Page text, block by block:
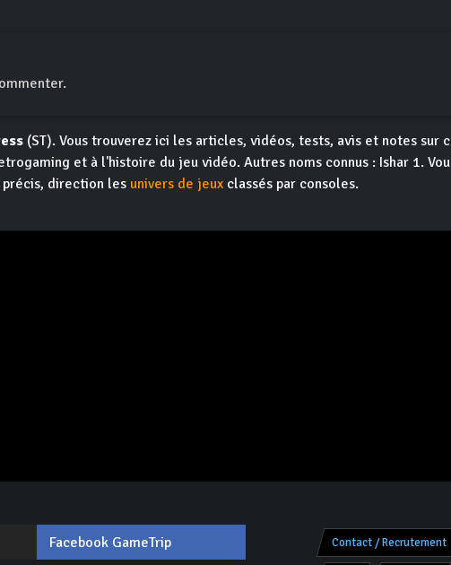
(ST). Vous trouverez ici les articles, vidéos, tests, avis et notes sur
et à l'histoire du jeu vidéo. Autres noms connus : Ishar 1.
direction les univers de jeux classés par consoles.
Facebook GameTrip Contact / Recrutement